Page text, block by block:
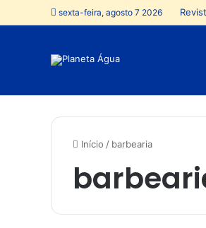
sexta-feira, agosto 7 2026
Início / barbearia